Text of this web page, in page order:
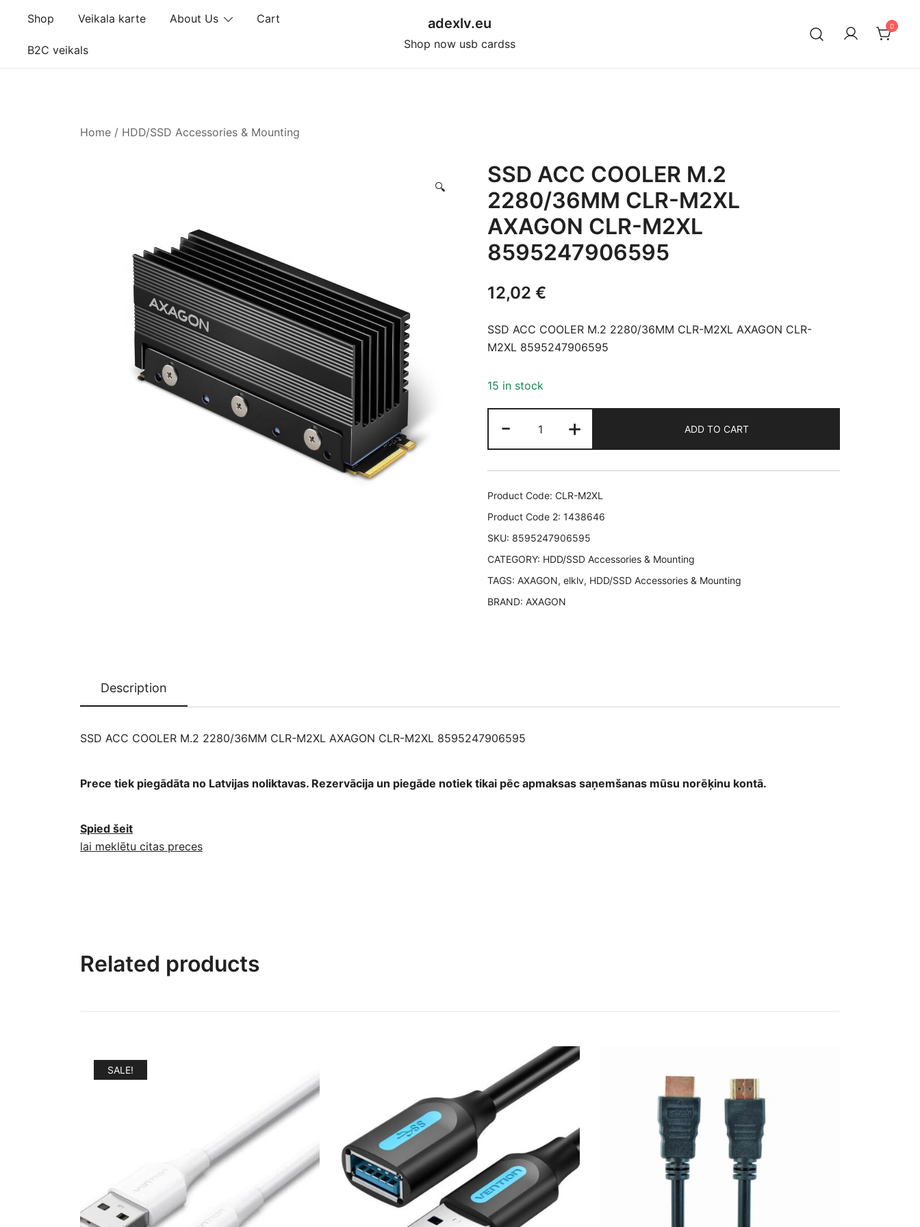
content
Shop Veikala karte About Us Cart
B2C veikals
adexlv.eu
Shop now usb cardss
0
Home / HDD/SSD Accessories & Mounting
🔍
SSD ACC COOLER M.2
2280/36MM CLR-M2XL
AXAGON CLR-M2XL
8595247906595
12,02 €
SSD ACC COOLER M.2 2280/36MM CLR-M2XL AXAGON CLR-
M2XL 8595247906595
15 in stock
-
ACC
COOLER
M.2
2280/36MM
M2XL
AXAGON
CLR-
M2XL
8595247906595
+ ADD TO CART
Product Code: CLR-M2XL
Product Code 2: 1438646
SKU: 8595247906595
CATEGORY: HDD/SSD Accessories & Mounting
TAGS: AXAGON, elklv, HDD/SSD Accessories & Mounting
BRAND: AXAGON
Description
SSD ACC COOLER M.2 2280/36MM CLR-M2XL AXAGON CLR-M2XL 8595247906595
Prece tiek piegādāta no Latvijas noliktavas. Rezervācija un piegāde notiek tikai pēc apmaksas saņemšanas mūsu norēķinu kontā.
Spied šeit
lai meklētu citas preces
Related products
SALE!